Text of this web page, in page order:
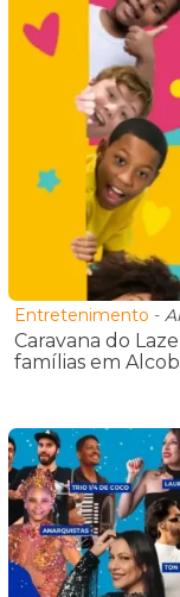
Entretenimento -
Caravana do
famílias em